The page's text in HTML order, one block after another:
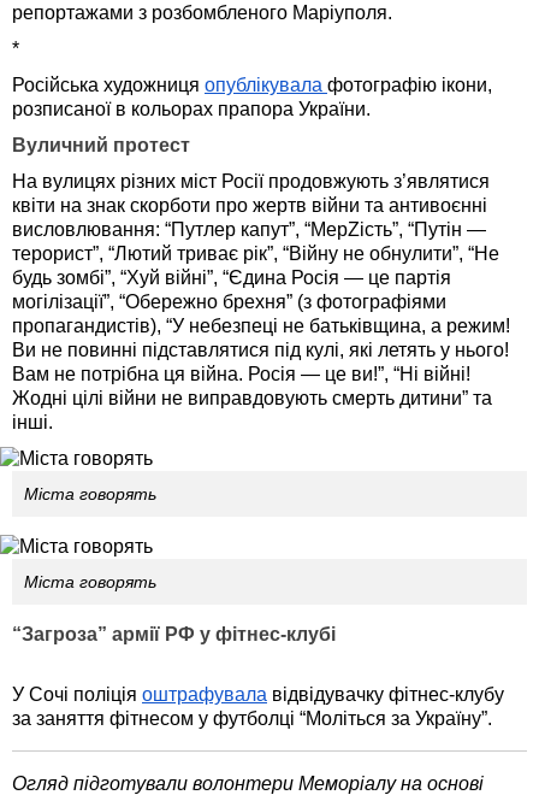
репортажами з розбомбленого Маріуполя.
*
Російська художниця опублікувала фотографію ікони,
розписаної в кольорах прапора України.
Вуличний протест
На вулицях різних міст Росії продовжують з’являтися
квіти на знак скорботи про жертв війни та антивоєнні
висловлювання: “Путлер капут”, “МерZість”, “Путін —
терорист”, “Лютий триває рік”, “Війну не обнулити”, “Не
будь зомбі”, “Хуй війні”, “Єдина Росія — це партія
могілізації”, “Обережно брехня” (з фотографіями
пропагандистів), “У небезпеці не батьківщина, а режим!
Ви не повинні підставлятися під кулі, які летять у нього!
Вам не потрібна ця війна. Росія — це ви!”, “Ні війні!
Жодні цілі війни не виправдовують смерть дитини” та
інші.
Міста говорять
Міста говорять
“Загроза” армії РФ у фітнес-клубі
У Сочі поліція оштрафувала відвідувачку фітнес-клубу
за заняття фітнесом у футболці “Моліться за Україну”.
Огляд підготували волонтери Меморіалу на основі